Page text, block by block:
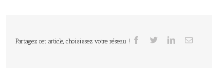
Partagez cet article, choisissez votre réseau !